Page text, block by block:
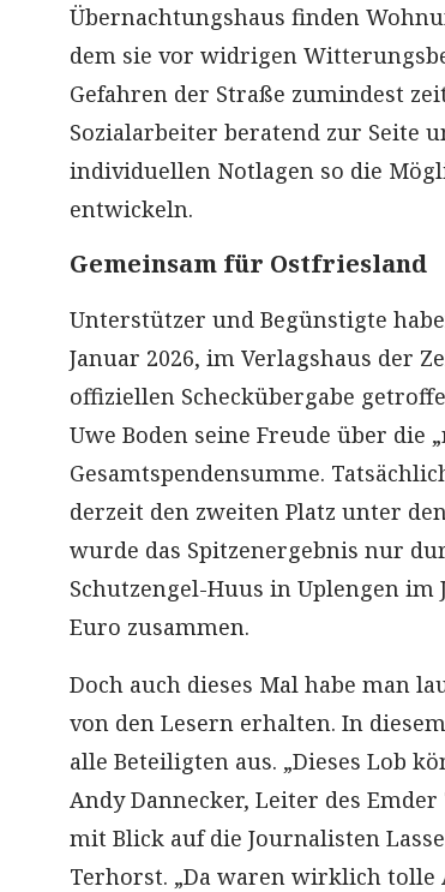
Übernachtungshaus finden
dem sie vor widrigen
Gefahren der Straße zumindest
Sozialarbeiter beratend zur Seite
individuellen Notlagen so die
entwickeln.
Gemeinsam für Ostfriesland
Unterstützer und Begünstigte
Januar 2026, im Verlagshaus der
offiziellen Scheckübergabe
Uwe Boden seine Freude über die
Gesamtspendensumme.
derzeit den zweiten Platz unter
wurde das Spitzenergebnis nur
Schutzengel-Huus in Uplengen im
Euro zusammen.
Doch auch dieses Mal habe man
von den Lesern erhalten. In
alle Beteiligten aus. „Dieses Lob
Andy Dannecker, Leiter des
mit Blick auf die Journalisten
Terhorst. „Da waren wirklich tolle